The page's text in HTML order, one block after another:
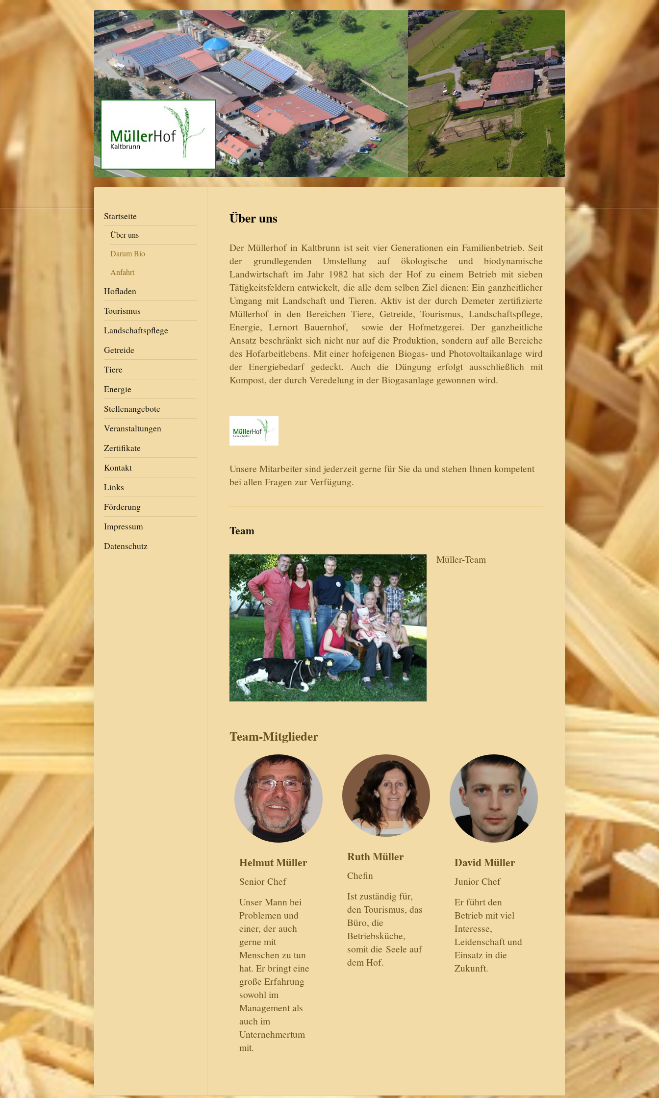
Startseite
Über uns
Darum Bio
Anfahrt
Hofladen
Tourismus
Landschaftspflege
Getreide
Tiere
Energie
Stellenangebote
Veranstaltungen
Zertifikate
Kontakt
Links
Förderung
Impressum
Datenschutz
Über uns
Der Müllerhof in Kaltbrunn ist seit vier Generationen ein Familienbetrieb. Seit
der grundlegenden Umstellung auf ökologische und biodynamische
Landwirtschaft im Jahr 1982 hat sich der Hof zu einem Betrieb mit sieben
Tätigkeitsfeldern entwickelt, die alle dem selben Ziel dienen: Ein ganzheitlicher
Umgang mit Landschaft und Tieren. Aktiv ist der durch Demeter zertifizierte
Müllerhof in den Bereichen Tiere, Getreide, Tourismus, Landschaftspflege,
Energie, Lernort Bauernhof, sowie der Hofmetzgerei. Der ganzheitliche
Ansatz beschränkt sich nicht nur auf die Produktion, sondern auf alle Bereiche
des Hofarbeitlebens. Mit einer hofeigenen Biogas- und Photovoltaikanlage wird
der Energiebedarf gedeckt. Auch die Düngung erfolgt ausschließlich mit
Kompost, der durch Veredelung in der Biogasanlage gewonnen wird.
Unsere Mitarbeiter sind jederzeit gerne für Sie da und stehen Ihnen kompetent
bei allen Fragen zur Verfügung.
Team
Müller-Team
Team-Mitglieder
Helmut Müller
Senior Chef
Unser Mann bei
Problemen und
einer, der auch
gerne mit
Menschen zu tun
hat. Er bringt eine
große Erfahrung
sowohl im
Management als
auch im
Unternehmertum
mit.
Ruth Müller
Chefin
Ist zuständig für,
den Tourismus, das
Büro, die
Betriebsküche,
somit die Seele auf
dem Hof.
David Müller
Junior Chef
Er führt den
Betrieb mit viel
Interesse,
Leidenschaft und
Einsatz in die
Zukunft.